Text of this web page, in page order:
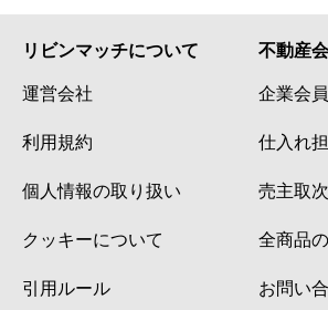
リビンマッチについて
運営会社
利用規約
個人情報の取り扱い
クッキーについて
引用ルール
不動産
企業会
仕入れ
売主取
全商品
お問い